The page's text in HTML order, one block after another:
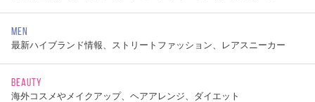
MEN
最新ハイブランド情報、ストリートファッション、レアスニーカー
BEAUTY
海外コスメやメイクアップ、ヘアアレンジ、ダイエット